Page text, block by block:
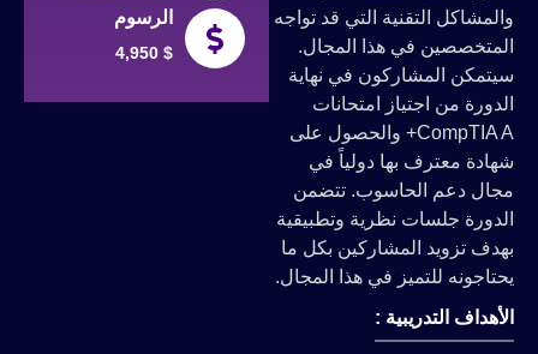
والمشاكل التقنية التي قد تواجه
المتخصصين في هذا المجال.
سيتمكن المشاركون في نهاية
الدورة من اجتياز امتحانات
CompTIA A+ والحصول على
شهادة معترف بها دولياً في
مجال دعم الحاسوب. تتضمن
الدورة جلسات نظرية وتطبيقية
بهدف تزويد المشاركين بكل ما
يحتاجونه للتميز في هذا المجال.
الأهداف التدريبية :
الرسوم
4,950 $